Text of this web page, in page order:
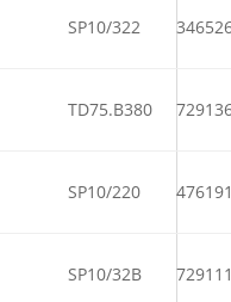
SP10/322
TD75.B380
SP10/220
SP10/32B